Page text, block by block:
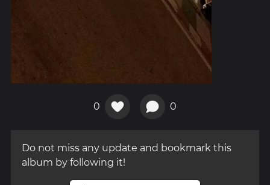
0 0
Do not miss any update and bookmark this
album by following it!